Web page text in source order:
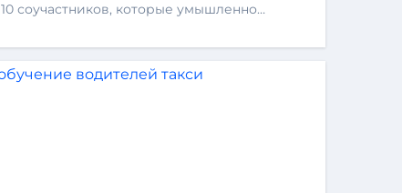
10 соучастников, которые умышленно…